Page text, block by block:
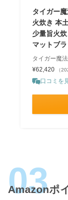
タイガー
火炊き 本
少量旨火
マットブ
タイガー魔
¥62,420
（
口コミを
Amazonポ